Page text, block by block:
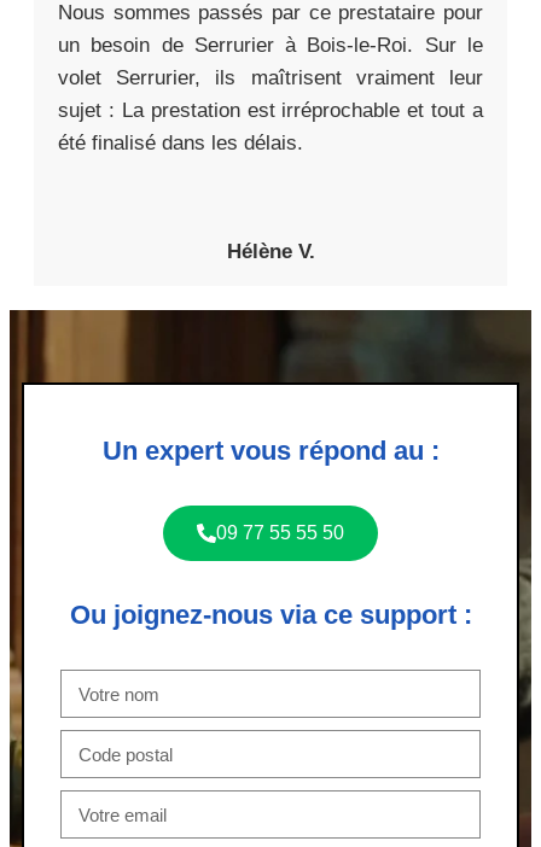
Nous sommes passés par ce prestataire pour
un besoin de Serrurier à Bois-le-Roi. Sur le
volet Serrurier, ils maîtrisent vraiment leur
sujet : La prestation est irréprochable et tout a
été finalisé dans les délais.
Hélène V.
Un expert vous répond au :
09 77 55 55 50
Ou joignez-nous via ce support :